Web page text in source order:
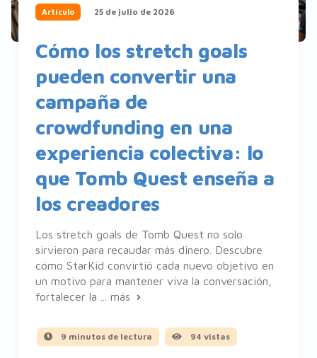
Artículo 25 de julio de 2026
Cómo los stretch goals
pueden convertir una
campaña de
crowdfunding en una
experiencia colectiva: lo
que Tomb Quest enseña a
los creadores
Los stretch goals de Tomb Quest no solo
sirvieron para recaudar más dinero. Descubre
cómo StarKid convirtió cada nuevo objetivo en
un motivo para mantener viva la conversación,
fortalecer la ... más
9 minutos de lectura 94 vistas